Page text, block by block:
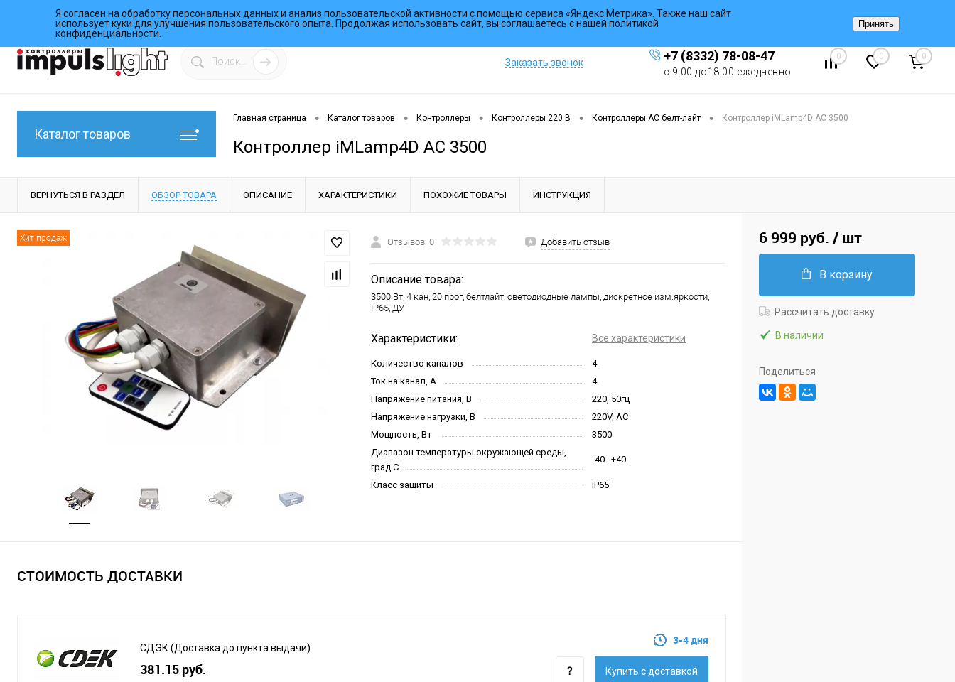
О компании Инструкции Работы Программы Коллекции Услуги Регистрация
Заказать звонок +7 (8332) 78-08-47
с 9:00 до18:00 ежедневно
0 0 0
Каталог товаров
Главная страница • Каталог товаров • Контроллеры • Контроллеры 220 В • Контроллеры AC белт-лайт • Контроллер iMLamp4D AC 3500
Контроллер iMLamp4D AC 3500
ВЕРНУТЬСЯ В РАЗДЕЛ ОБЗОР ТОВАРА ОПИСАНИЕ ХАРАКТЕРИСТИКИ ПОХОЖИЕ ТОВАРЫ ИНСТРУКЦИЯ
Хит продаж Отзывов: 0 Добавить отзыв
Описание товара:
3500 Вт, 4 кан, 20 прог, белтлайт, светодиодные лампы, дискретное изм.яркости,
IP65, ДУ
Характеристики: Все характеристики
Количество каналов
4
Ток на канал, А
4
Напряжение питания, В
220, 50гц
Напряжение нагрузки, В
220V, AC
Мощность, Вт
3500
Диапазон температуры окружающей среды,
град.С
-40…+40
Класс защиты IP65
СТОИМОСТЬ ДОСТАВКИ
СДЭК (Доставка до пункта выдачи)
381.15 руб.
3-4 дня
Купить c доставкой
6 999 руб. / шт
В корзину
Рассчитать доставку
В наличии
Поделиться
Я согласен на обработку персональных данныхи анализ пользовательской активности с помощью сервиса «Яндекс Метрика». Также наш сайт
использует куки для улучшения пользовательского опыта. Продолжая использовать сайт, вы соглашаетесь с нашей политикой
конфиденциальности
Принять